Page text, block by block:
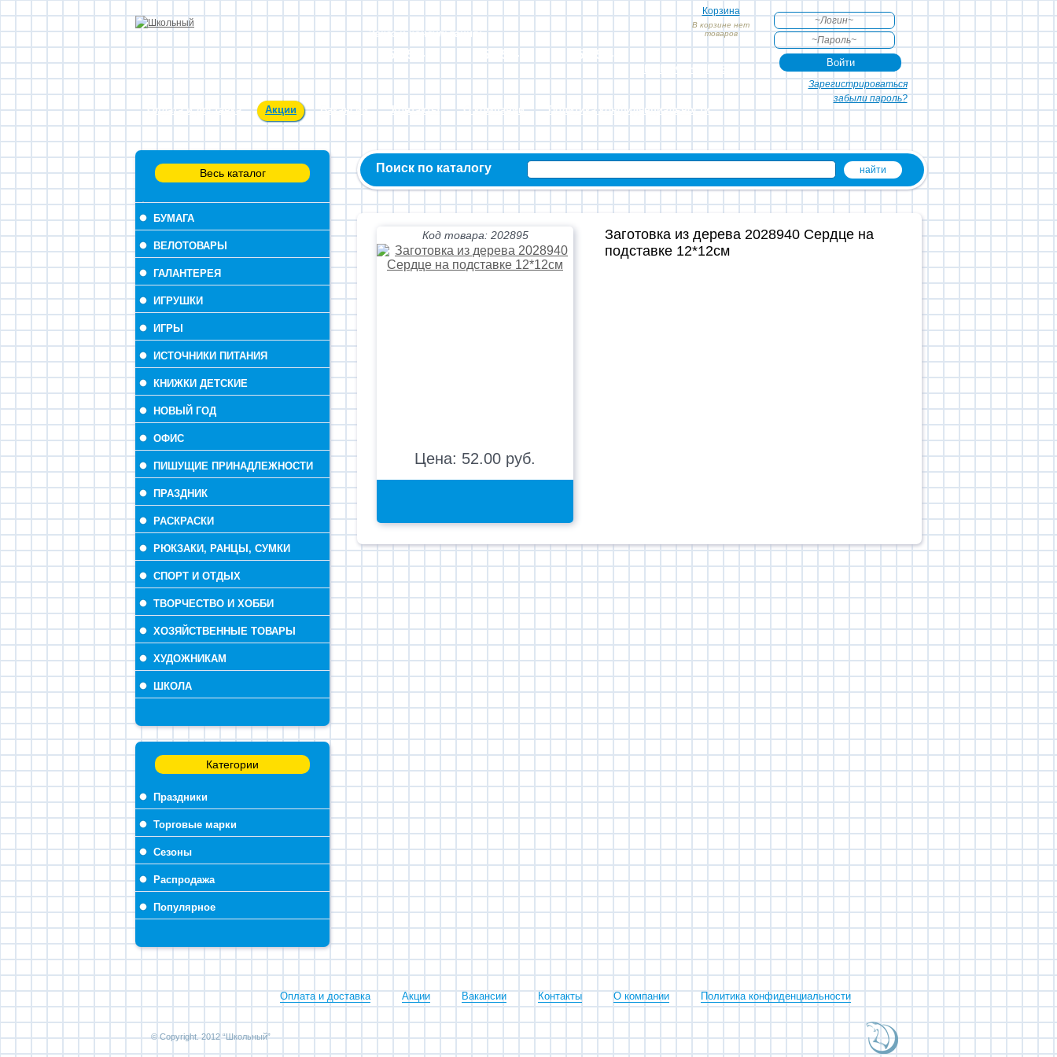
Заказ и консультация:
54-55-60 54-52-95 54-54-82
МЫ ВКОНТАКТЕ
Корзина
В корзине нет
товаров
Зарегистрироваться
забыли пароль?
Оплата и доставка Акции Вакансии Контакты О компании Политика конфиденциальности
Весь каталог
БУМАГА
ВЕЛОТОВАРЫ
ГАЛАНТЕРЕЯ
ИГРУШКИ
ИГРЫ
ИСТОЧНИКИ ПИТАНИЯ
КНИЖКИ ДЕТСКИЕ
НОВЫЙ ГОД
ОФИС
ПИШУЩИЕ ПРИНАДЛЕЖНОСТИ
ПРАЗДНИК
РАСКРАСКИ
РЮКЗАКИ, РАНЦЫ, СУМКИ
СПОРТ И ОТДЫХ
ТВОРЧЕСТВО И ХОББИ
ХОЗЯЙСТВЕННЫЕ ТОВАРЫ
ХУДОЖНИКАМ
ШКОЛА
Категории
Праздники
Торговые марки
Сезоны
Распродажа
Популярное
Поиск по каталогу
Код товара: 202895
Цена: 52.00 руб.
Заготовка из дерева 2028940 Сердце на
подставке 12*12см
Оплата и доставка Акции Вакансии Контакты О компании Политика конфиденциальности
© Copyright. 2012 “Школьный”